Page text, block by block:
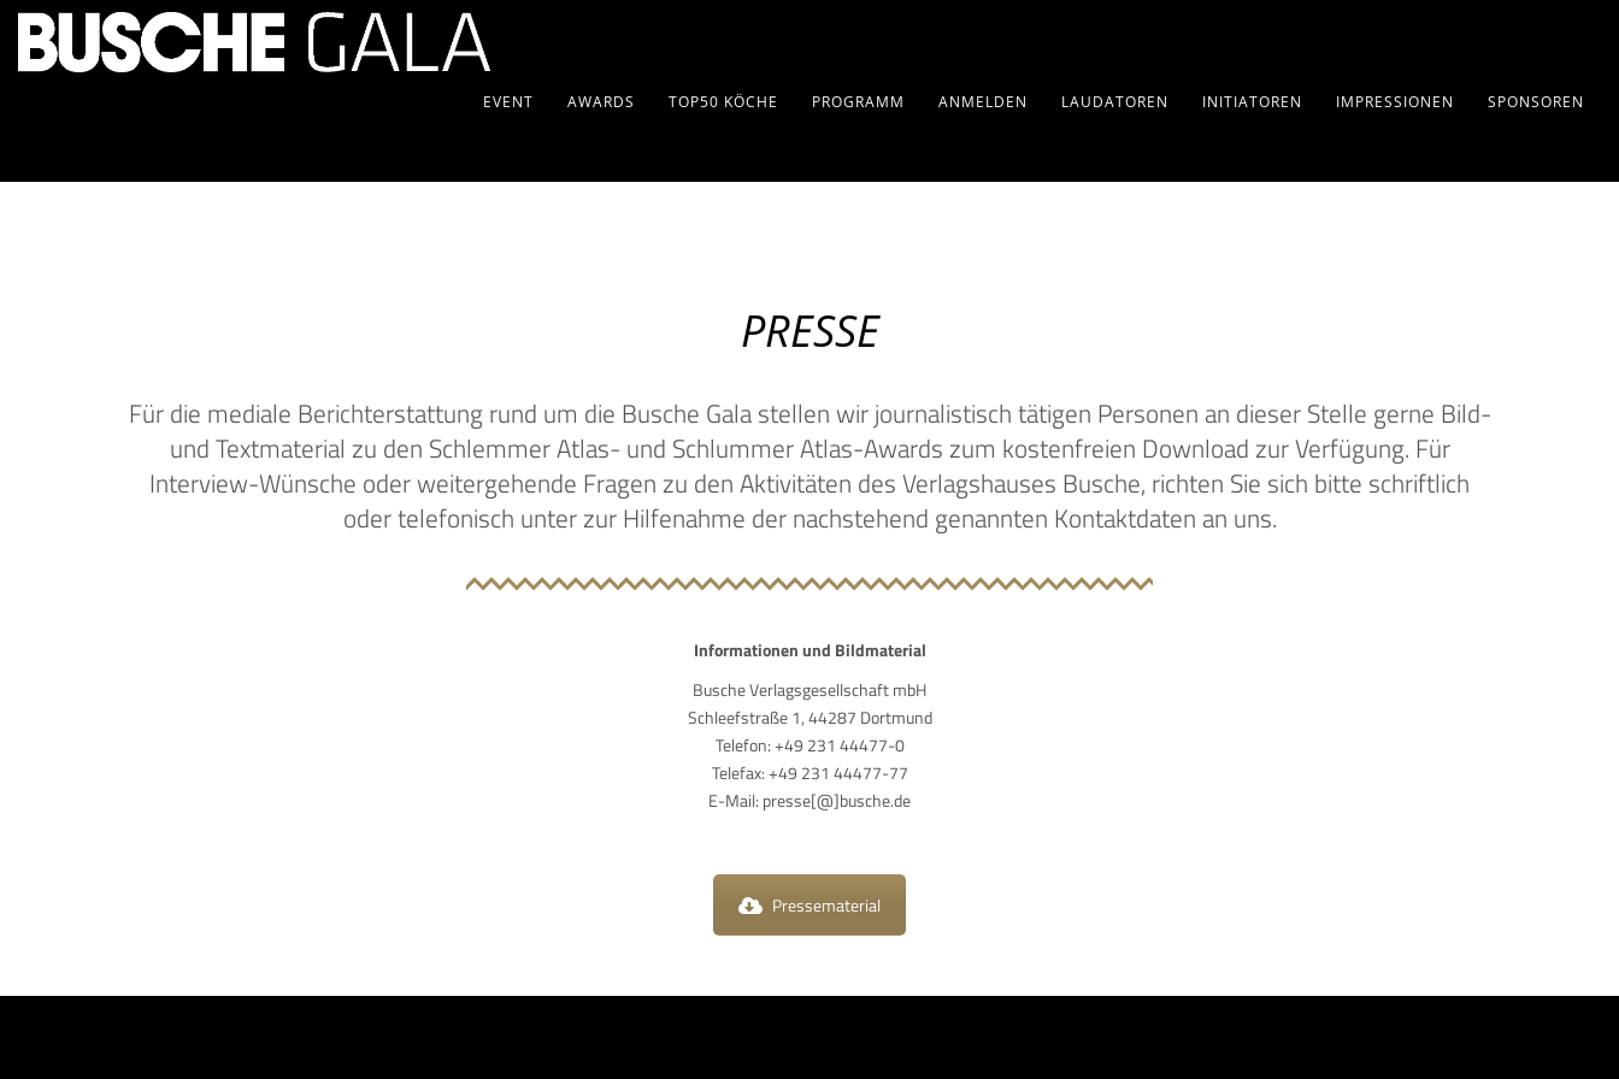
EVENT AWARDS TOP50 KÖCHE PROGRAMM ANMELDEN LAUDATOREN INITIATOREN IMPRESSIONEN SPONSOREN
PRESSE
Für die mediale Berichterstattung rund um die Busche Gala stellen wir journalistisch tätigen Personen an dieser Stelle gerne Bild-
und Textmaterial zu den Schlemmer Atlas- und Schlummer Atlas-Awards zum kostenfreien Download zur Verfügung. Für
Interview-Wünsche oder weitergehende Fragen zu den Aktivitäten des Verlagshauses Busche, richten Sie sich bitte schriftlich
oder telefonisch unter zur Hilfenahme der nachstehend genannten Kontaktdaten an uns.
Informationen und Bildmaterial
Busche Verlagsgesellschaft mbH
Schleefstraße 1, 44287 Dortmund
Telefon: +49 231 44477-0
Telefax: +49 231 44477-77
E-Mail: presse[@]busche.de
Pressematerial